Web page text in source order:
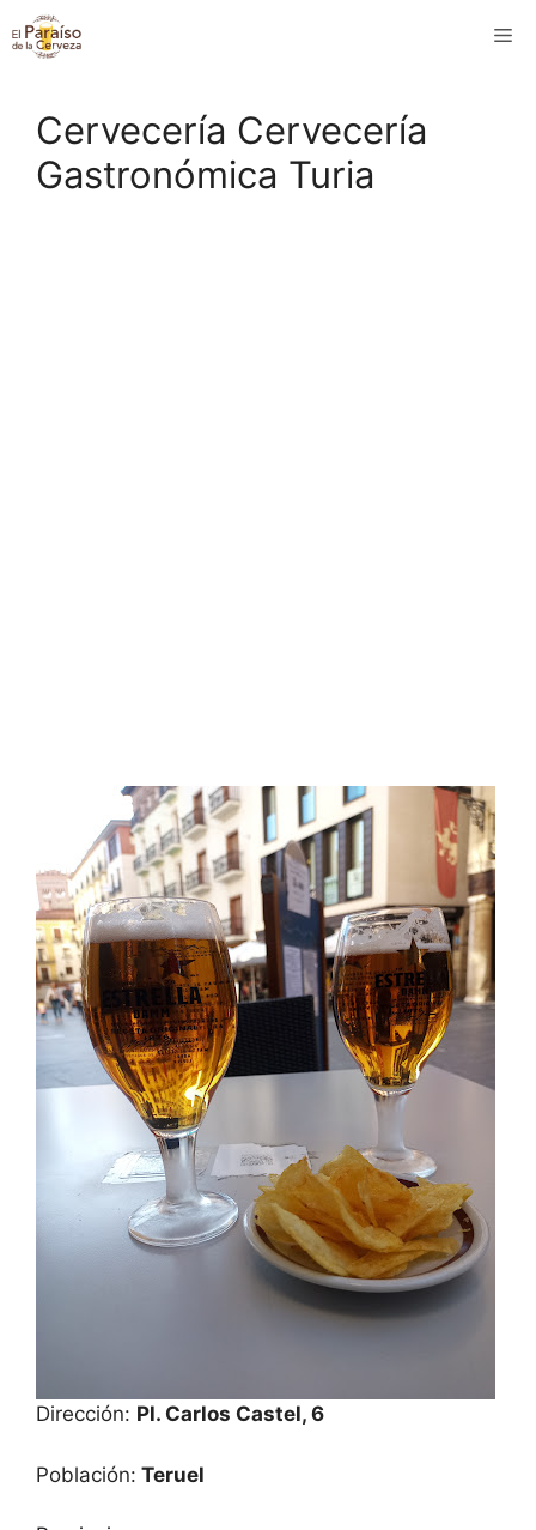
Saltar
al
Cervecería Cervecería
Gastronómica Turia
Dirección: Pl. Carlos Castel, 6
Población: Teruel